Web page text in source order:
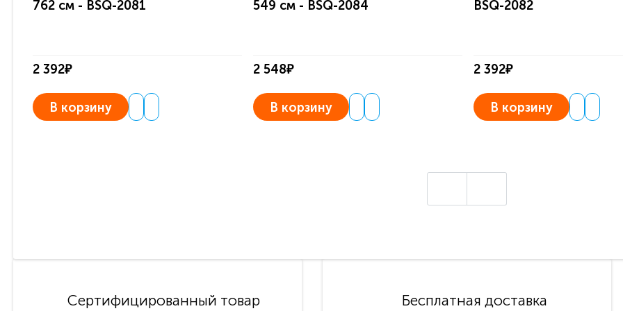
762 см - BSQ-2081
2 392₽
В корзину
549 см - BSQ-2084
2 548₽
В корзину
BSQ-2082
2 392₽
В корзину
Сертифицированный товар Бесплатная доставка